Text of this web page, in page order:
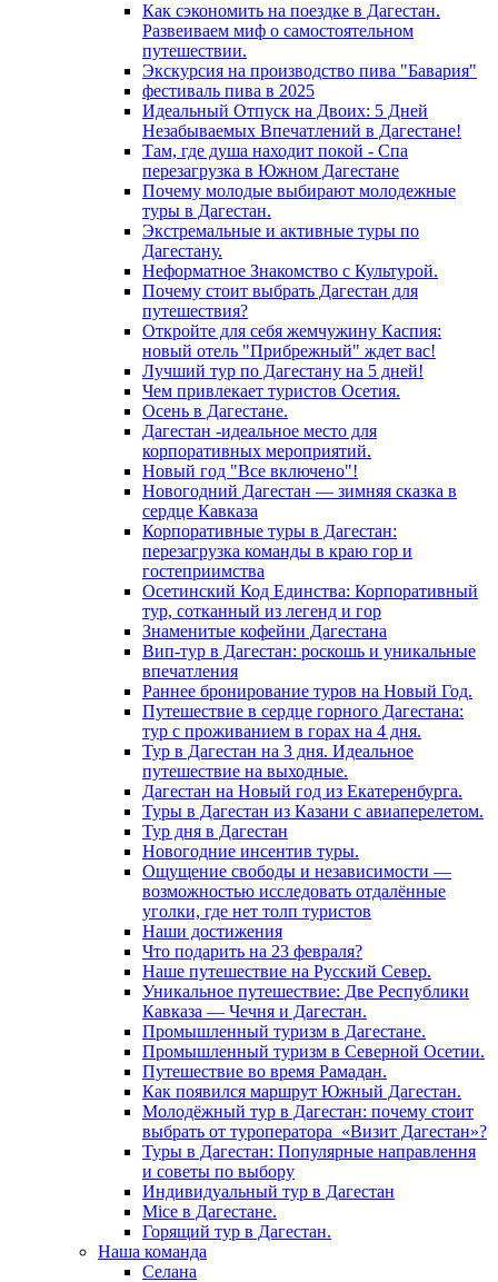
Как сэкономить на поездке в Дагестан.
Развеиваем миф о самостоятельном
путешествии.
Экскурсия на производство пива "Бавария"
фестиваль пива в 2025
Идеальный Отпуск на Двоих: 5 Дней
Незабываемых Впечатлений в Дагестане!
Там, где душа находит покой - Спа
перезагрузка в Южном Дагестане
Почему молодые выбирают молодежные
туры в Дагестан.
Экстремальные и активные туры по
Дагестану.
Неформатное Знакомство с Культурой.
Почему стоит выбрать Дагестан для
путешествия?
Откройте для себя жемчужину Каспия:
новый отель "Прибрежный" ждет вас!
Лучший тур по Дагестану на 5 дней!
Чем привлекает туристов Осетия.
Осень в Дагестане.
Дагестан -идеальное место для
корпоративных мероприятий.
Новый год "Все включено"!
Новогодний Дагестан — зимняя сказка в
сердце Кавказа
Корпоративные туры в Дагестан:
перезагрузка команды в краю гор и
гостеприимства
Осетинский Код Единства: Корпоративный
тур, сотканный из легенд и гор
Знаменитые кофейни Дагестана
Вип-тур в Дагестан: роскошь и уникальные
впечатления
Раннее бронирование туров на Новый Год.
Путешествие в сердце горного Дагестана:
тур с проживанием в горах на 4 дня.
Тур в Дагестан на 3 дня. Идеальное
путешествие на выходные.
Дагестан на Новый год из Екатеренбурга.
Туры в Дагестан из Казани с авиаперелетом.
Тур дня в Дагестан
Новогодние инсентив туры.
Ощущение свободы и независимости —
возможностью исследовать отдалённые
уголки, где нет толп туристов
Наши достижения
Что подарить на 23 февраля?
Наше путешествие на Русский Север.
Уникальное путешествие: Две Республики
Кавказа — Чечня и Дагестан.
Промышленный туризм в Дагестане.
Промышленный туризм в Северной Осетии.
Путешествие во время Рамадан.
Как появился маршрут Южный Дагестан.
Молодёжный тур в Дагестан: почему стоит
выбрать от туроператора «Визит Дагестан»?
Туры в Дагестан: Популярные направлення
и советы по выбору
Индивидуальный тур в Дагестан
Mice в Дагестане.
Горящий тур в Дагестан.
Наша команда
Селана